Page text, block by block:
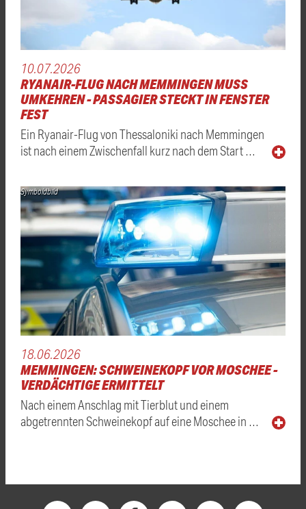
10.07.2026
RYANAIR-FLUG NACH MEMMINGEN MUSS
UMKEHREN - PASSAGIER STECKT IN FENSTER
FEST
Ein Ryanair-Flug von Thessaloniki nach Memmingen
ist nach einem Zwischenfall kurz nach dem Start …
Symboldbild
18.06.2026
MEMMINGEN: SCHWEINEKOPF VOR MOSCHEE -
VERDÄCHTIGE ERMITTELT
Nach einem Anschlag mit Tierblut und einem
abgetrennten Schweinekopf auf eine Moschee in …